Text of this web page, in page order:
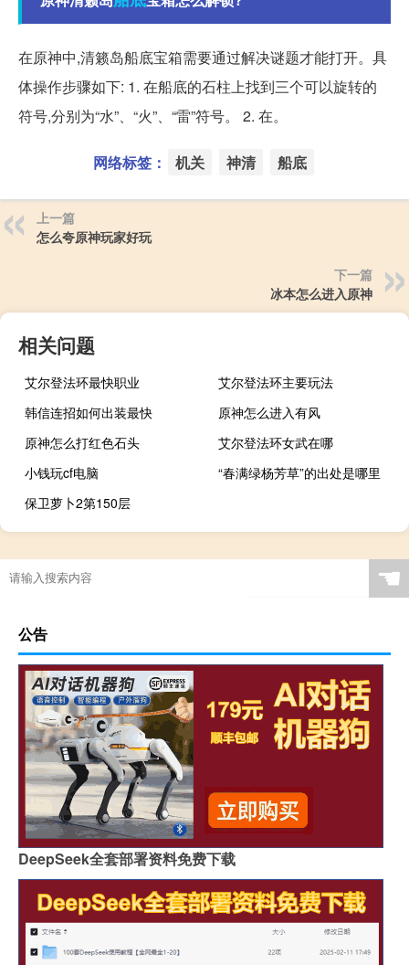
在原神中,清籁岛船底宝箱需要通过解决谜题才能打开。具
体操作步骤如下: 1. 在船底的石柱上找到三个可以旋转的
符号,分别为“水”、“火”、“雷”符号。 2. 在。
网络标签： 机关 神清 船底
上一篇
怎么夸原神玩家好玩
下一篇
冰本怎么进入原神
相关问题
艾尔登法环最快职业
艾尔登法环主要玩法
韩信连招如何出装最快
原神怎么进入有风
原神怎么打红色石头
艾尔登法环女武在哪
小钱玩cf电脑
“春满绿杨芳草”的出处是哪里
保卫萝卜2第150层
☚
公告
DeepSeek全套部署资料免费下载